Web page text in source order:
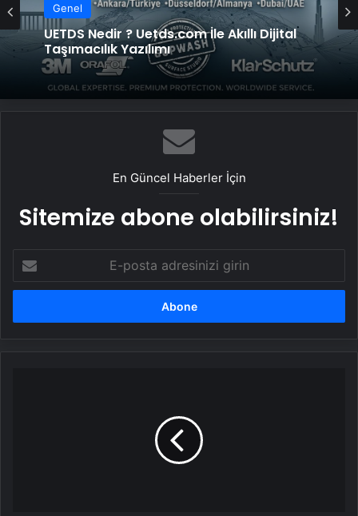
Genel
UETDS Nedir ? Uetds.com İle Akıllı Dijital
Taşımacılık Yazılımı
En Güncel Haberler İçin
Sitemize abone olabilirsiniz!
posta
adresinizi